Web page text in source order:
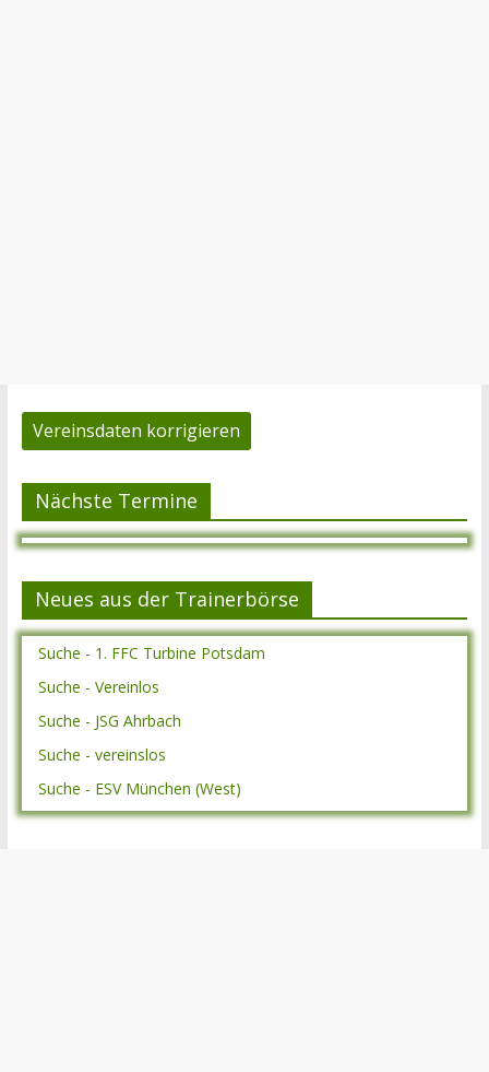
Vereinsdaten korrigieren
Nächste Termine
Neues aus der Trainerbörse
Suche - 1. FFC Turbine Potsdam
Suche - Vereinlos
Suche - JSG Ahrbach
Suche - vereinslos
Suche - ESV München (West)